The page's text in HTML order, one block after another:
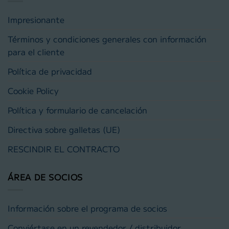
Impresionante
Términos y condiciones generales con información
para el cliente
Política de privacidad
Cookie Policy
Política y formulario de cancelación
Directiva sobre galletas (UE)
RESCINDIR EL CONTRACTO
ÁREA DE SOCIOS
Información sobre el programa de socios